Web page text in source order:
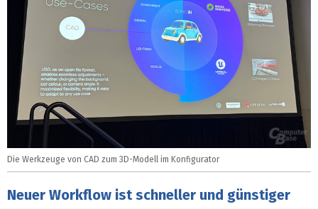
Die Werkzeuge von CAD zum 3D-Modell im Konfigurator
Neuer Workflow ist schneller und günstiger